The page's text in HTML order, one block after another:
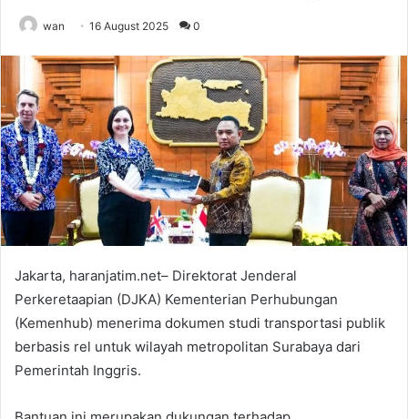
wan 16 August 2025 0
Jakarta, haranjatim.net– Direktorat Jenderal
Perkeretaapian (DJKA) Kementerian Perhubungan
(Kemenhub) menerima dokumen studi transportasi publik
berbasis rel untuk wilayah metropolitan Surabaya dari
Pemerintah Inggris.